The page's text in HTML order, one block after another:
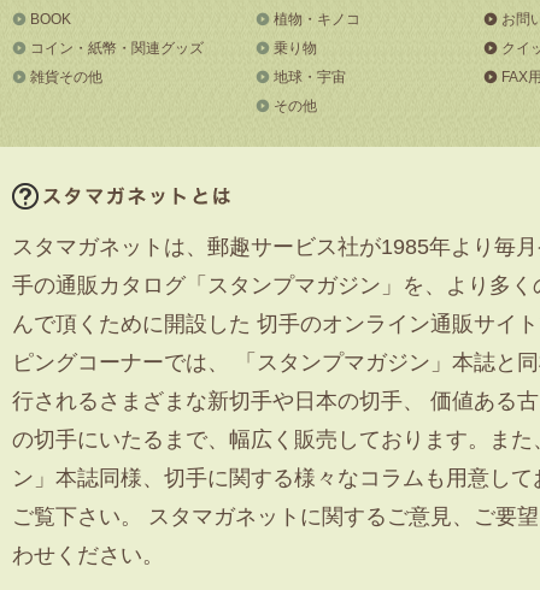
BOOK
コイン・紙幣・関連グッズ
雑貨その他
植物・キノコ
乗り物
地球・宇宙
その他
お問
クイ
FAX
スタマガネットは、郵趣サービス社が1985年より毎
手の通販カタログ「スタンプマガジン」を、より多
んで頂くために開設した 切手のオンライン通販サイ
ピングコーナーでは、 「スタンプマガジン」本誌と
行されるさまざまな新切手や日本の切手、 価値ある
の切手にいたるまで、幅広く販売しております。ま
ン」本誌同様、切手に関する様々なコラムも用意し
ご覧下さい。 スタマガネットに関するご意見、ご要
わせください。